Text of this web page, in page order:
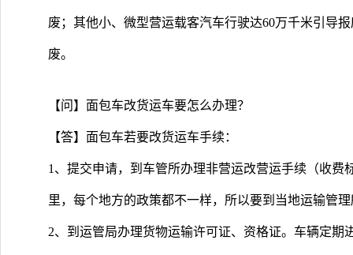
废；其他小、微型营运载客汽车行驶达60万千米引导
废。
【问】面包车改货运车要怎么办理？
【答】面包车若要改货运车手续：
1、提交申请，到车管所办理非营运改营运手续（收费
里，每个地方的政策都不一样，所以要到当地运输管
2、到运管局办理货物运输许可证、资格证。车辆定期